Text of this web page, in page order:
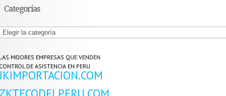
Categorías
MEJORES EMPRESAS QUE VENDEN
DE ASISTENCIA EN PERU